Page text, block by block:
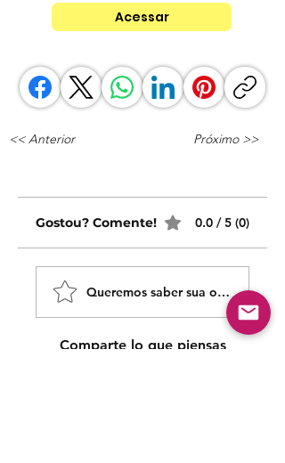
Acessar
<< Anterior Próximo >>
Gostou? Comente! 0.0 / 5 (0)
Queremos saber sua opinião
Comparte lo que piensas